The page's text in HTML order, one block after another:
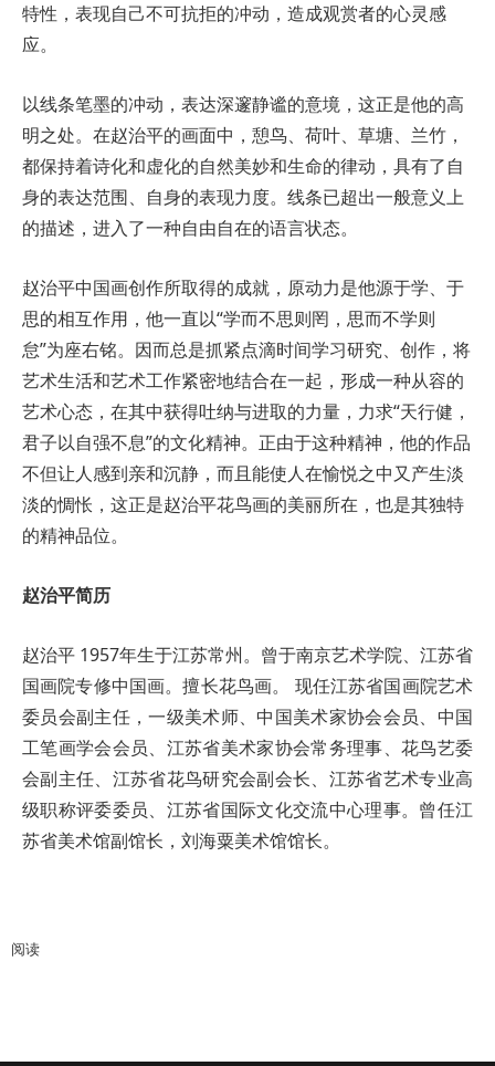
特性，表现自己不可抗拒的冲动，造成观赏者的心灵感
应。
以线条笔墨的冲动，表达深邃静谧的意境，这正是他的高
明之处。在赵治平的画面中，憩鸟、荷叶、草塘、兰竹，
都保持着诗化和虚化的自然美妙和生命的律动，具有了自
身的表达范围、自身的表现力度。线条已超出一般意义上
的描述，进入了一种自由自在的语言状态。
赵治平中国画创作所取得的成就，原动力是他源于学、于
思的相互作用，他一直以“学而不思则罔，思而不学则
怠”为座右铭。因而总是抓紧点滴时间学习研究、创作，将
艺术生活和艺术工作紧密地结合在一起，形成一种从容的
艺术心态，在其中获得吐纳与进取的力量，力求“天行健，
君子以自强不息”的文化精神。正由于这种精神，他的作品
不但让人感到亲和沉静，而且能使人在愉悦之中又产生淡
淡的惆怅，这正是赵治平花鸟画的美丽所在，也是其独特
的精神品位。
赵治平简历
赵治平 1957年生于江苏常州。曾于南京艺术学院、江苏省
国画院专修中国画。擅长花鸟画。 现任江苏省国画院艺术
委员会副主任，一级美术师、中国美术家协会会员、中国
工笔画学会会员、江苏省美术家协会常务理事、花鸟艺委
会副主任、江苏省花鸟研究会副会长、江苏省艺术专业高
级职称评委委员、江苏省国际文化交流中心理事。曾任江
苏省美术馆副馆长，刘海粟美术馆馆长。
阅读